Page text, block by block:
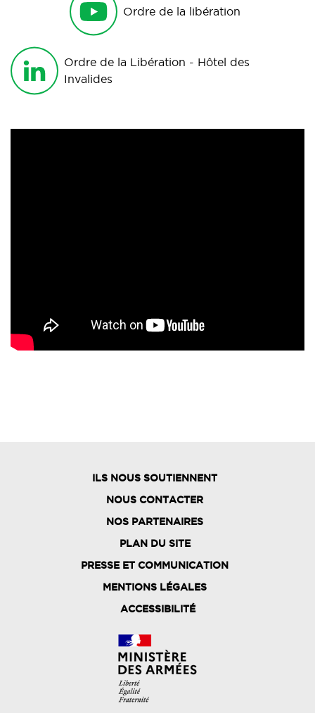
Ordre de la libération
Ordre de la Libération - Hôtel des
Invalides
FOOTER
MENU
ILS NOUS SOUTIENNENT
NOUS CONTACTER
NOS PARTENAIRES
PLAN DU SITE
PRESSE ET COMMUNICATION
MENTIONS LÉGALES
ACCESSIBILITÉ